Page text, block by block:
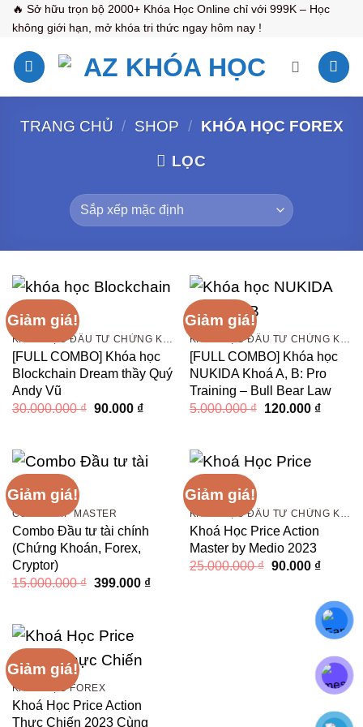
Bỏ
qua
nội
dung
🔥 Sở hữu trọn bộ 2000+ Khóa Học Online chỉ với 999K – Học
không giới hạn, mở khóa tri thức ngay hôm nay !
TRANG CHỦ / SHOP / KHÓA HỌC FOREX
LỌC
Giảm giá!
KHÓA HỌC ĐẦU TƯ CHỨNG KHOÁN
[FULL COMBO] Khóa học
Blockchain Dream thầy Quý
Andy Vũ
30.000.000₫ Giá
90.000 ₫Giá
90.000 ₫.
Giảm giá!
KHÓA HỌC ĐẦU TƯ CHỨNG KHOÁN
[FULL COMBO] Khóa học
NUKIDA Khoá A, B: Pro
Training – Bull Bear Law
5.000.000₫ Giá
120.000 ₫Giá
Giảm giá!
COMBO VIP MASTER
Combo Đầu tư tài chính
(Chứng Khoán, Forex,
Cryptor)
15.000.000₫ Giá
399.000 ₫Giá
Giảm giá!
KHÓA HỌC ĐẦU TƯ CHỨNG KHOÁN
Khoá Học Price Action
Master by Medio 2023
25.000.000₫ Giá
25.000.000 ₫.
90.000 ₫Giá
là:
90.000
Giảm giá!
KHÓA HỌC FOREX
Khoá Học Price Action
Thực Chiến 2023 Cùng